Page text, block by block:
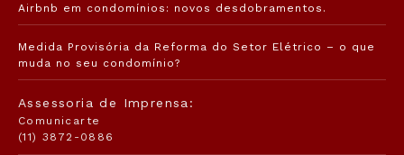
Airbnb em condomínios: novos desdobramentos.
Medida Provisória da Reforma do Setor Elétrico – o que
muda no seu condomínio?
Assessoria de Imprensa:
Comunicarte
(11) 3872-0886